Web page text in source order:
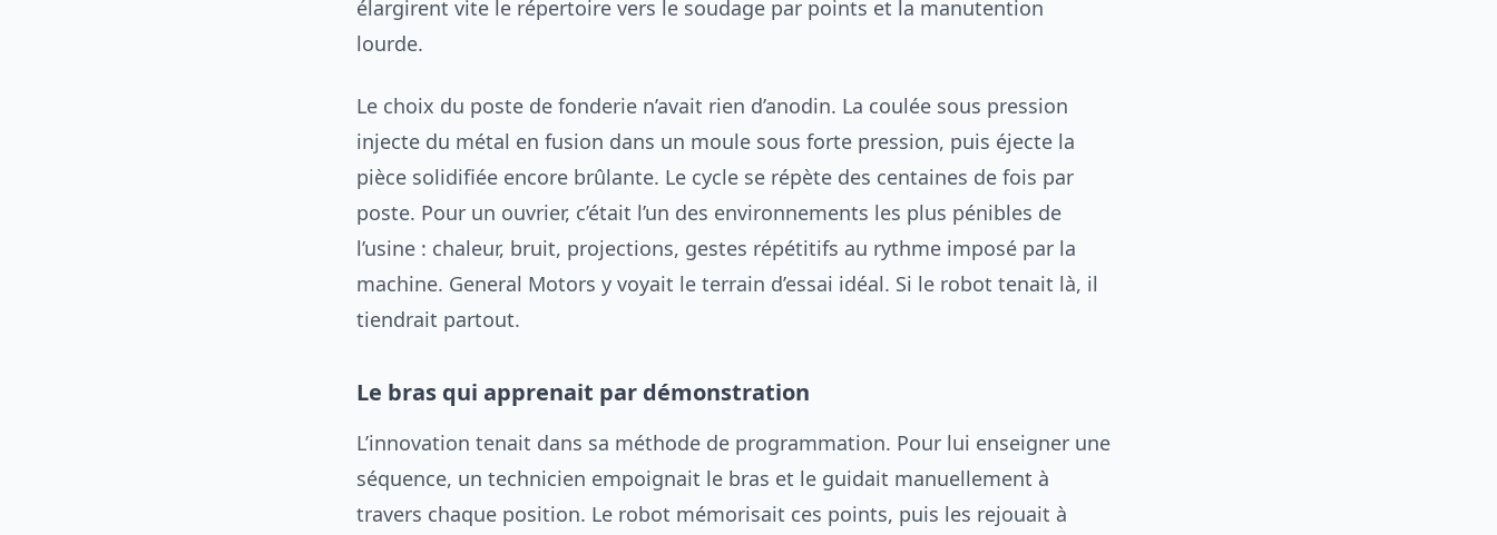
élargirent vite le répertoire vers le soudage par points et la manutention
lourde.
Le choix du poste de fonderie n’avait rien d’anodin. La coulée sous pression
injecte du métal en fusion dans un moule sous forte pression, puis éjecte la
pièce solidifiée encore brûlante. Le cycle se répète des centaines de fois par
poste. Pour un ouvrier, c’était l’un des environnements les plus pénibles de
l’usine : chaleur, bruit, projections, gestes répétitifs au rythme imposé par la
machine. General Motors y voyait le terrain d’essai idéal. Si le robot tenait là, il
tiendrait partout.
Le bras qui apprenait par démonstration
L’innovation tenait dans sa méthode de programmation. Pour lui enseigner une
séquence, un technicien empoignait le bras et le guidait manuellement à
travers chaque position. Le robot mémorisait ces points, puis les rejouait à